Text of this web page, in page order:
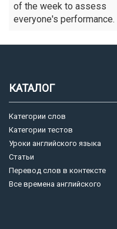
of the week to assess
everyone's performance.
КАТАЛОГ
Категории слов
Категории тестов
Уроки английского языка
Статьи
Перевод слов в контексте
Все времена английского